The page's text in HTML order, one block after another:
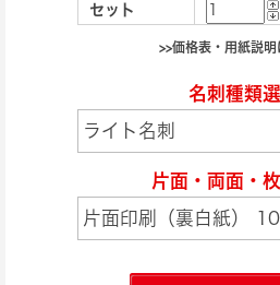
セット
>>価格表・用紙説明
名刺種類
片面・両面・